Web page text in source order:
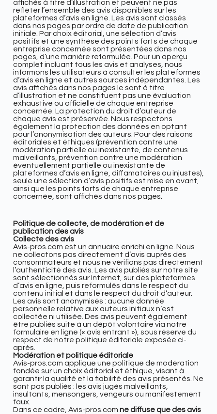
affichés à titre d’illustration et peuvent ne pas
refléter l’ensemble des avis disponibles sur les
plateformes d’avis en ligne. Les avis sont classés
dans nos pages par ordre de date de publication
initiale. Par choix éditorial, une sélection d’avis
positifs et une synthèse des points forts de chaque
entreprise concernée sont présentées dans nos
pages, d’une manière reformulée. Pour un aperçu
complet incluant tous les avis et analyses, nous
informons les utilisateurs à consulter les plateformes
d’avis en ligne et autres sources indépendantes. Les
avis affichés dans nos pages le sont à titre
d’illustration et ne constituent pas une évaluation
exhaustive ou officielle de chaque entreprise
concernée. La protection du droit d’auteur de
chaque avis est préservée. Nous respectons
également la protection des données en optant
pour l’anonymisation des auteurs. Pour des raisons
éditoriales et éthiques (prévention contre une
modération partielle ou inexistante, de contenus
malveillants, prévention contre une modération
éventuellement partielle ou inexistante de
plateformes d’avis en ligne, diffamatoires ou injustes),
seule une sélection d’avis positifs est mise en avant,
ainsi que les points forts de chaque entreprise
concernée, sont affichés dans nos pages.
Politique de collecte, de modération et de
publication des avis
Collecte des avis
Avis-pros.com est un annuaire enrichi en ligne. Nous
ne collectons pas directement d’avis auprès des
consommateurs et nous ne vérifions pas directement
l’authenticité des avis. Les avis publiés sur notre site
sont sélectionnés sur Internet, sur des plateformes
d’avis en ligne, puis reformulés dans le respect du
contenu initial et dans le respect du droit d’auteur.
Les avis sont anonymisés : aucune donnée
personnelle relative aux auteurs initiaux n’est
collectée ni utilisée. Des avis peuvent également
être publiés suite à un dépôt volontaire via notre
formulaire en ligne (« avis entrant »), sous réserve du
respect de notre politique éditoriale exposée ci-
après.
Modération et politique éditoriale
Avis-pros.com applique une politique de modération
fondée sur un choix éditorial et éthique, visant à
garantir la qualité et la fiabilité des avis présentés. Ne
sont pas publiés : les avis jugés malveillants,
insultants, mensongers, vengeurs ou manifestement
faux.
Dans ce cadre, Avis-pros.com ne diffuse que des avis